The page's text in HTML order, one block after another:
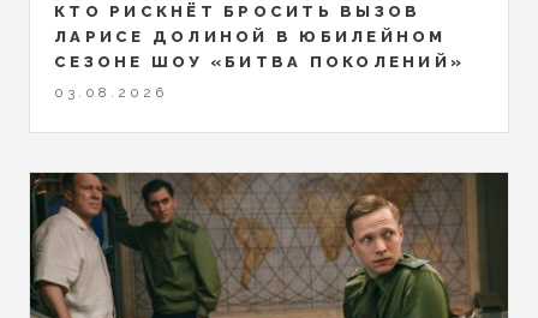
КТО РИСКНЁТ БРОСИТЬ ВЫЗОВ
ЛАРИСЕ ДОЛИНОЙ В ЮБИЛЕЙНОМ
СЕЗОНЕ ШОУ «БИТВА ПОКОЛЕНИЙ»
03.08.2026